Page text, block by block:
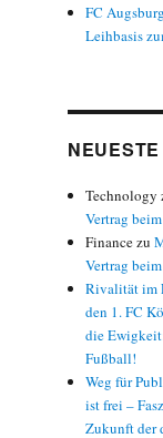
FC
Leihbasis
Technology
Vertrag
Financezu
Vertrag
Rivalität im
den 1. FC
die
Fußball!
Weg für
ist frei –
Zukunft der